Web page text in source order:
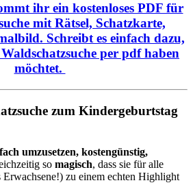
ihr ein kostenloses PDF für
mit Rätsel, Schatzkarte,
Schreibt es einfach dazu,
per pdf haben
möchtet.
zum Kindergeburtstag
umzusetzen, kostengünstig,
so magisch, dass sie für alle
zu einem echten Highlight